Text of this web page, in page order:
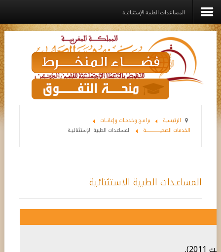
الرئيسية
المؤسســة
القيم الديني
المساعدات الطبية الإستثنائيـة
الرئيسية
برامـج وخدمـات وإعانــات
الخدمات الصحيــــــــــــــة
المساعدات الطبية الإستثنائيـة
المساعـدات الطبية الاستثنائية